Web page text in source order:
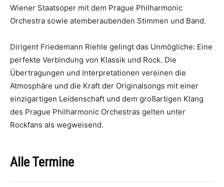
Wiener Staatsoper mit dem Prague Philharmonic
Orchestra sowie atemberaubenden Stimmen und Band.
Dirigent Friedemann Riehle gelingt das Unmögliche: Eine
perfekte Verbindung von Klassik und Rock. Die
Übertragungen und Interpretationen vereinen die
Atmosphäre und die Kraft der Originalsongs mit einer
einzigartigen Leidenschaft und dem großartigen Klang
des Prague Philharmonic Orchestras gelten unter
Rockfans als wegweisend.
Alle Termine